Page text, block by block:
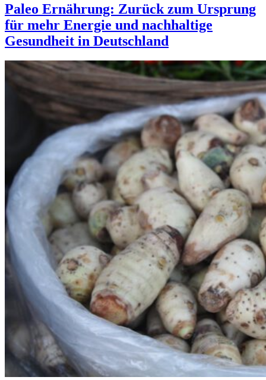
Paleo Ernährung: Zurück zum Ursprung
für mehr Energie und nachhaltige
Gesundheit in Deutschland